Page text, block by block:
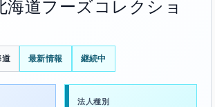
海道フーズコレクショ
道 最新情報 継続中
法人種別